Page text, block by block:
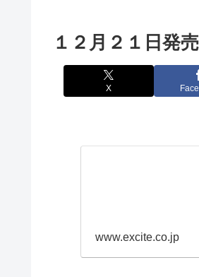
１２月２１日発
X
www.excite.co.jp